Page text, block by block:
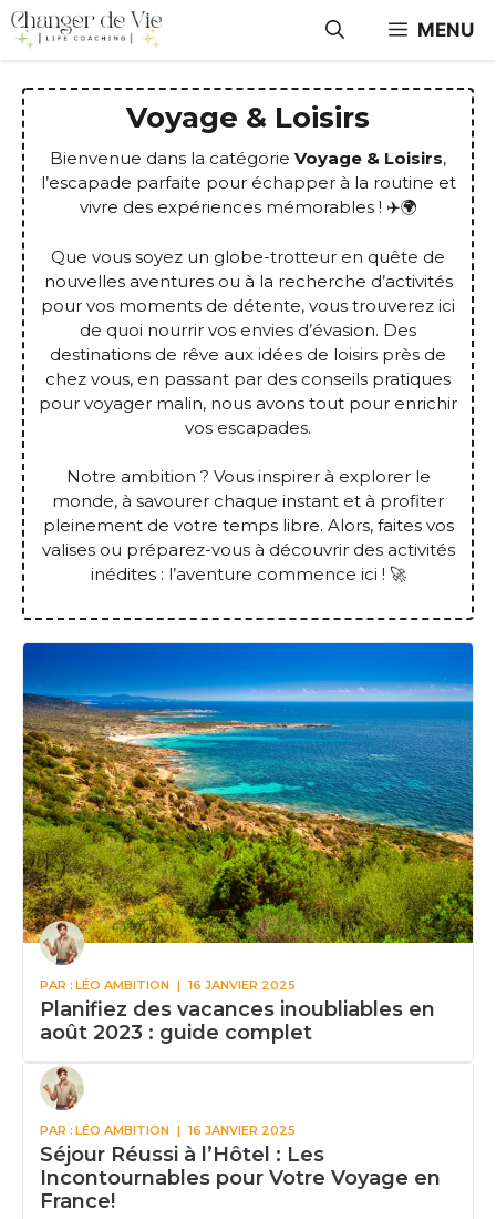
Aller
au
contenu
MENU
Voyage & Loisirs
Bienvenue dans la catégorie Voyage & Loisirs,
l’escapade parfaite pour échapper à la routine et
vivre des expériences mémorables ! ✈️🌍
Que vous soyez un globe-trotteur en quête de
nouvelles aventures ou à la recherche d’activités
pour vos moments de détente, vous trouverez ici
de quoi nourrir vos envies d’évasion. Des
destinations de rêve aux idées de loisirs près de
chez vous, en passant par des conseils pratiques
pour voyager malin, nous avons tout pour enrichir
vos escapades.
Notre ambition ? Vous inspirer à explorer le
monde, à savourer chaque instant et à profiter
pleinement de votre temps libre. Alors, faites vos
valises ou préparez-vous à découvrir des activités
inédites : l’aventure commence ici ! 🚀
PAR : LÉO AMBITION | 16 JANVIER 2025
Planifiez des vacances inoubliables en
août 2023 : guide complet
PAR : LÉO AMBITION | 16 JANVIER 2025
Séjour Réussi à l’Hôtel : Les
Incontournables pour Votre Voyage en
France!